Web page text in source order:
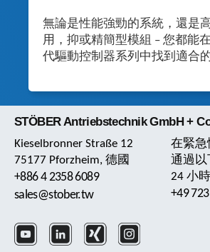
無論是性能強勁的系統，還是
用，抑或精簡型模組 – 您都能在
代驅動控制器系列中找到適合的
STÖBER Antriebstechnik GmbH +
Kieselbronner Straße 12
75177 Pforzheim, 德國
+886 4 2358 6089
sales@stober.tw
在緊急
通過以
24 小
+49